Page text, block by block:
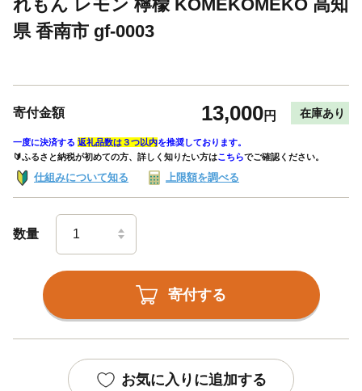
れもん レモン 檸檬 KOMEKOMEKO 高知
県 香南市 gf-0003
寄付金額 13,000円 在庫あり
一度に決済する 返礼品数は３つ以内を推奨しております。
🔰ふるさと納税が初めての方、詳しく知りたい方はこちらでご確認ください。
仕組みについて知る 上限額を調べる
数量
寄付する
お気に入りに追加する